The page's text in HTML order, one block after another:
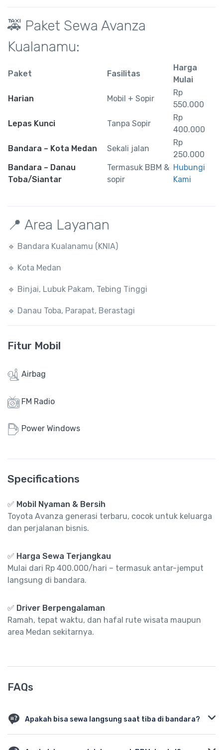
🚕 Paket Sewa Avanza
Kualanamu:
Paket Fasilitas
Harga
Mulai
Harian
Mobil + Sopir
Rp
550.000
Lepas Kunci
Tanpa Sopir
Rp
400.000
Bandara – Kota Medan
Sekali jalan
Rp
250.000
Bandara – Danau
Toba/Siantar
Termasuk BBM &
sopir
Hubungi
Kami
📍 Area Layanan
🔹 Bandara Kualanamu (KNIA)
🔹 Kota Medan
🔹 Binjai, Lubuk Pakam, Tebing Tinggi
🔹 Danau Toba, Parapat, Berastagi
Fitur Mobil
Airbag
FM Radio
Power Windows
Specifications
✅ Mobil Nyaman & Bersih
Toyota Avanza generasi terbaru, cocok untuk keluarga
dan perjalanan bisnis.
✅ Harga Sewa Terjangkau
Mulai dari Rp 400.000/hari – termasuk antar-jemput
langsung di bandara.
✅ Driver Berpengalaman
Ramah, tepat waktu, dan hafal rute wisata maupun
area Medan sekitarnya.
FAQs
Apakah bisa sewa langsung saat tiba di bandara?